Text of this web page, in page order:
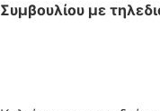
Συμβουλίου με